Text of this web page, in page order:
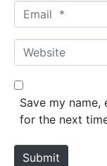
m
*
m
a
*
W
e
b
e
Save my
for the next
Submit